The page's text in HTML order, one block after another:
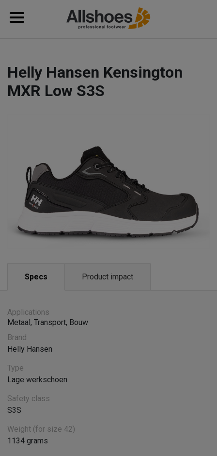
Helly Hansen Kensington
MXR Low S3S
Specs Product impact
Applications
Metaal , Transport, Bouw
Brand
Helly Hansen
Type
Lage werkschoen
Safety class
S3S
Weight (for size 42)
1134 grams